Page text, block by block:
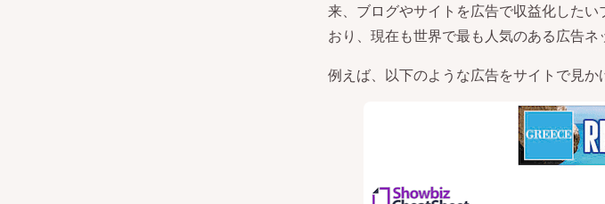
来、ブログやサイトを広告で収益化した
おり、現在も世界で最も人気のある広告ネ
例えば、以下のような広告をサイトで見か